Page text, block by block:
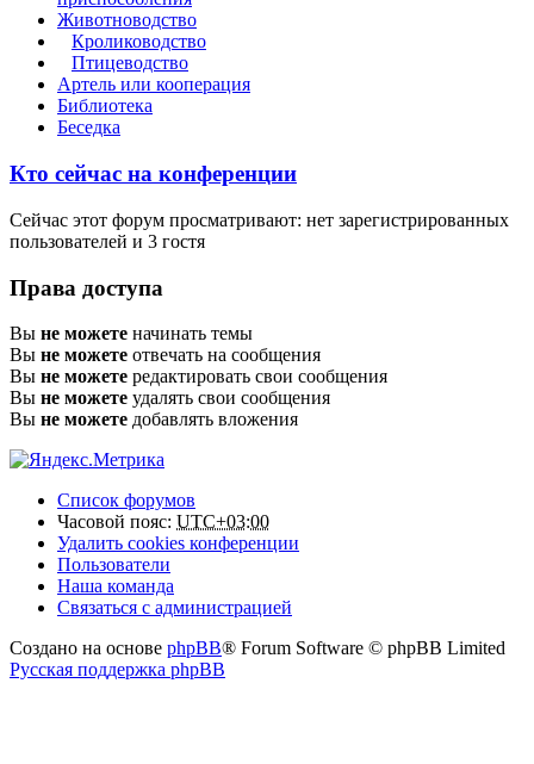
Животноводство
Кролиководство
Птицеводство
Артель или кооперация
Библиотека
Беседка
Кто сейчас на конференции
Сейчас этот форум просматривают: нет зарегистрированных
пользователей и 3 гостя
Права доступа
Вы не можете начинать темы
Вы не можете отвечать на сообщения
Вы не можете редактировать свои сообщения
Вы не можете удалять свои сообщения
Вы не можете добавлять вложения
Список форумов
Часовой пояс: UTC+03:00
Удалить cookies конференции
Пользователи
Наша команда
Связаться с администрацией
Создано на основе phpBB® Forum Software © phpBB Limited
Русская поддержка phpBB